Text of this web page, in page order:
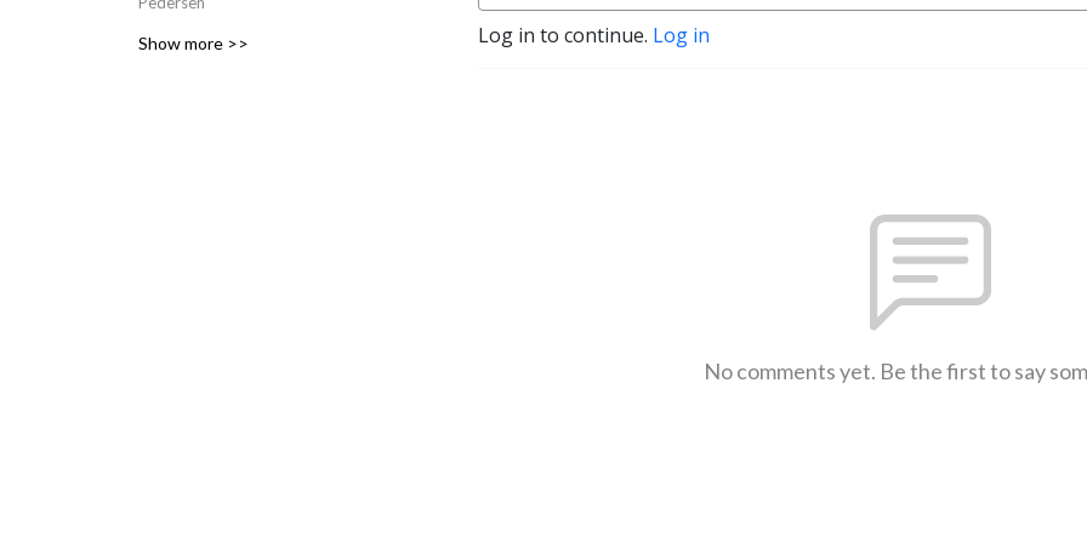
Show more >> Log in to continue. Log in
No comments yet. Be the first to say